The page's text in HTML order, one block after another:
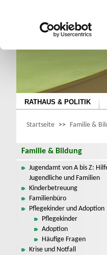
RATHAUS & POLITIK
Startseite >> Familie &
Familie & Bildung
Jugendamt von A bis Z:
Jugendliche und Familien
Kinderbetreuung
Familienbüro
Pflegekinder und Adoption
Pflegekinder
Adoption
Häufige Fragen
Krise und Notfall